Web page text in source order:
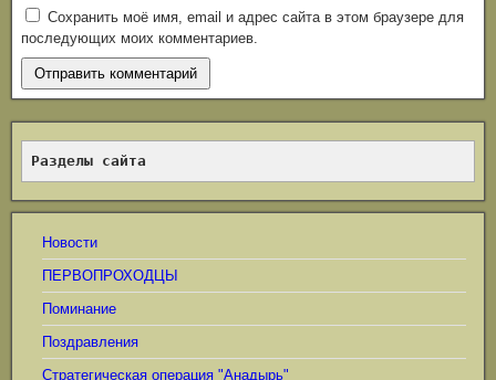
Сохранить моё имя, email и адрес сайта в этом браузере для
последующих моих комментариев.
Разделы сайта
Новости
ПЕРВОПРОХОДЦЫ
Поминание
Поздравления
Стратегическая операция "Анадырь"